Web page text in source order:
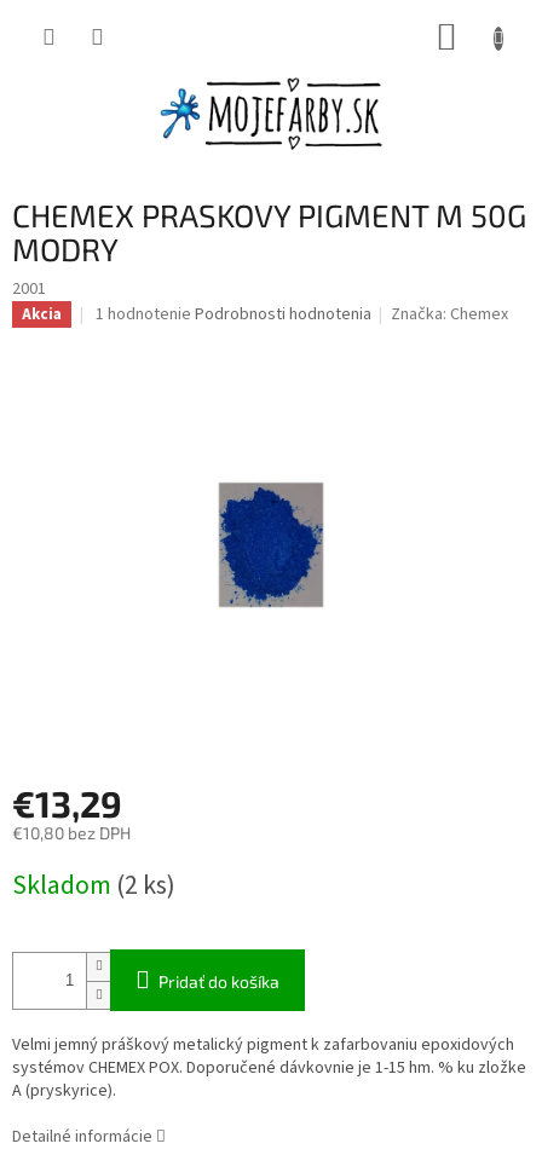
CHEMEX PRASKOVY PIGMENT M 50G
MODRY
2001
Akcia
Priemerné
1 hodnotenie Podrobnosti hodnotenia Značka: Chemex
€13,29
€10,80 bez DPH
cena:
Skladom (2 ks)
Pridať do košíka
Velmi jemný práškový metalický pigment k zafarbovaniu epoxidových
systémov CHEMEX POX. Doporučené dávkovnie je 1-15 hm. % ku zložke
A (pryskyrice).
Detailné informácie